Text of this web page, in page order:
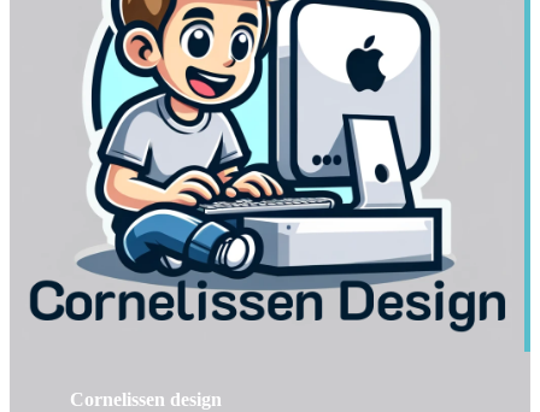
Cornelissen design